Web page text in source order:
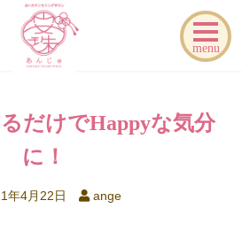
menu
だけでHappyな気分
に！
年4月22日 ange